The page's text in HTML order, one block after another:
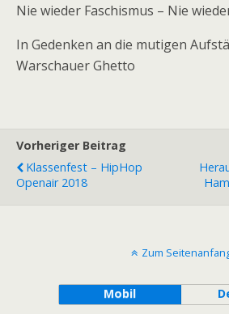
Nie wieder Faschismus – Nie
In Gedenken an die mutigen
Warschauer Ghetto
Vorheriger Beitrag
Klassenfest – HipHop
Openair 2018
Zum
Mobil